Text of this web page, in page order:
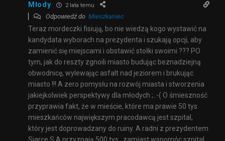
Młody 2 lata temu
Odpowiedź do Mieszkaniec
Teraz mordeczki fisiują, bo nie wiedzą kogo wystawić na
kandydata wyborach na prezydenta i szukają opcji, aby
zamienić się miejscami i obstawić stołki swoimi ??? PO
tym, jak do reszty zgnoili miasto budując beznadziejną
obwodnicę, wylewając asfalt nad jeziorem i brukując
miasto !!! A zero pomysłu na rozwój miasta i stworzenia
jakiejkolwiek perspektywy dla młodych ;..-( O śmieszność
przyprawia fakt, że w mieście, które ma prawie 50 tys.
mieszkańców największym pracodawcą jest szpital,
który jest doprowadzany do ruiny. A radni z prezydentem